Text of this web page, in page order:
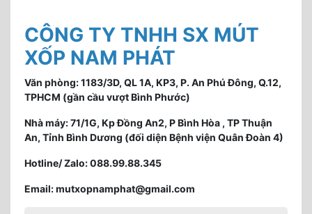
CÔNG TY TNHH SX MÚT
XỐP NAM PHÁT
Văn phòng: 1183/3D, QL 1A, KP3, P. An Phú Đông, Q.12,
TPHCM (gần cầu vượt Bình Phước)
Nhà máy: 71/1G, Kp Đồng An2, P Bình Hòa , TP Thuận
An, Tỉnh Bình Dương (đối diện Bệnh viện Quân Đoàn 4)
Hotline/ Zalo: 088.99.88.345
Email: mutxopnamphat@gmail.com